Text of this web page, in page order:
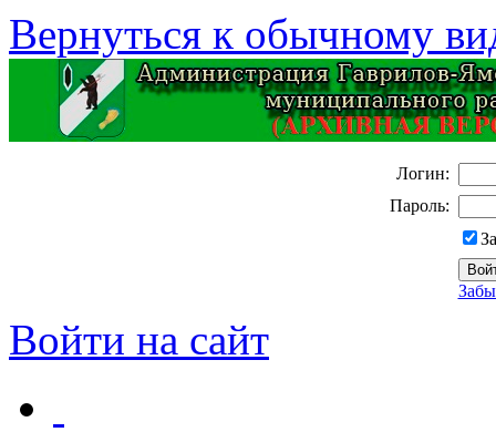
Вернуться к обычному
Логин:
Пароль:
Войти на сайт